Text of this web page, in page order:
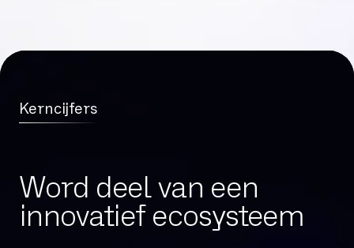
Kerncijfers
Word deel van een
innovatief ecosysteem